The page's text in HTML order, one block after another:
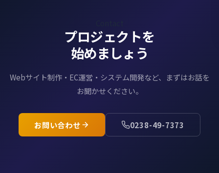
プロジェクトを
始めましょう
Webサイト制作・EC運営・システム開発など、
まずはお話を
お聞かせください。
お問い合わせ 0238-49-7373